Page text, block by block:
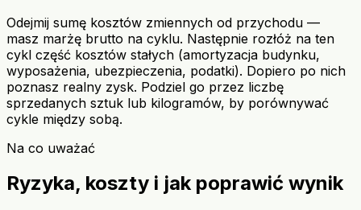
Odejmij sumę kosztów zmiennych od przychodu —
masz marżę brutto na cyklu. Następnie rozłóż na ten
cykl część kosztów stałych (amortyzacja budynku,
wyposażenia, ubezpieczenia, podatki). Dopiero po nich
poznasz realny zysk. Podziel go przez liczbę
sprzedanych sztuk lub kilogramów, by porównywać
cykle między sobą.
Na co uważać
Ryzyka, koszty i jak poprawić wynik